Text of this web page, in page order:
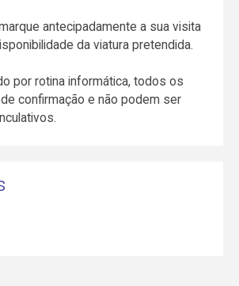
antecipadamente a sua visita
da viatura pretendida.
por rotina informática, todos os
confirmação e não podem ser